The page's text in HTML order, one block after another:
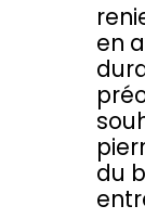
en
du